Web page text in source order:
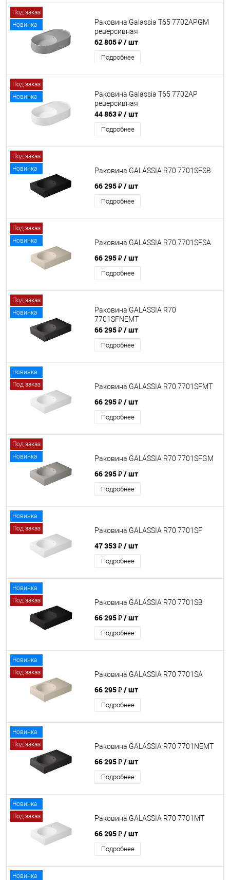
Под заказ
Новинка
Раковина Galassia T65 7702APGM
реверсивная
62 805 ₽/ шт
Подробнее
Под заказ
Новинка
Раковина Galassia T65 7702AP
реверсивная
44 863 ₽/ шт
Подробнее
Под заказ
Новинка
Раковина GALASSIA R70 7701SFSB
66 295 ₽/ шт
Подробнее
Под заказ
Новинка
Раковина GALASSIA R70 7701SFSA
66 295 ₽/ шт
Подробнее
Под заказ
Новинка
Раковина GALASSIA R70
7701SFNEMT
66 295 ₽/ шт
Подробнее
Новинка
Под заказ
Раковина GALASSIA R70 7701SFMT
66 295 ₽/ шт
Подробнее
Под заказ
Новинка
Раковина GALASSIA R70 7701SFGM
66 295 ₽/ шт
Подробнее
Новинка
Под заказ
Раковина GALASSIA R70 7701SF
47 353 ₽/ шт
Подробнее
Новинка
Под заказ
Раковина GALASSIA R70 7701SB
66 295 ₽/ шт
Подробнее
Новинка
Под заказ
Раковина GALASSIA R70 7701SA
66 295 ₽/ шт
Подробнее
Новинка
Под заказ
Раковина GALASSIA R70 7701NEMT
66 295 ₽/ шт
Подробнее
Новинка
Под заказ
Раковина GALASSIA R70 7701MT
66 295 ₽/ шт
Подробнее
Новинка